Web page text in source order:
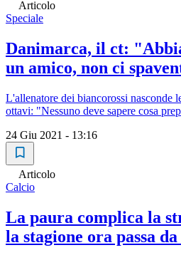
Articolo
Speciale
Danimarca, il ct:
un amico, non ci
L'allenatore dei biancorossi nasconde
ottavi: "Nessuno deve sapere cosa
24 Giu 2021 - 13:16
Articolo
Calcio
La paura complica la
la stagione ora passa